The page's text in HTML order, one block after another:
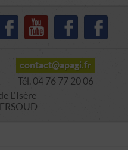
contact@apagi.fr
Tél. 04 76 77 20 06
L'Isère